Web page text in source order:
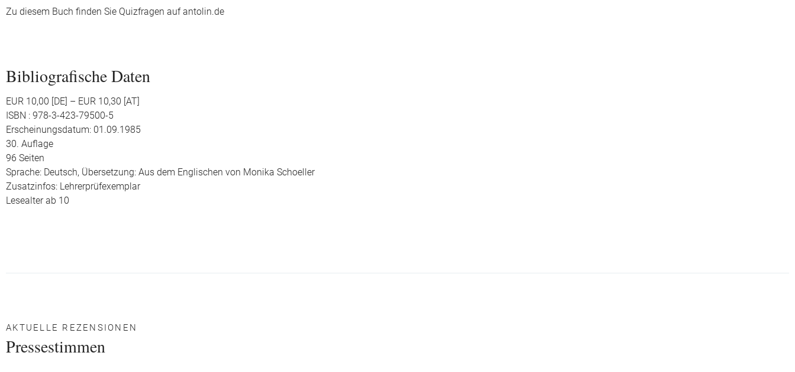
Zu diesem Buch finden Sie Quizfragen auf antolin.de
Bibliografische Daten
EUR 10,00 [DE] – EUR 10,30 [AT]
ISBN : 978-3-423-79500-5
Erscheinungsdatum: 01.09.1985
30. Auflage
96 Seiten
Sprache: Deutsch, Übersetzung: Aus dem Englischen von Monika Schoeller
Zusatzinfos: Lehrerprüfexemplar
Lesealter ab 10
AKTUELLE REZENSIONEN
Pressestimmen